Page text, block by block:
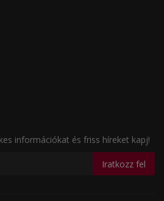
információkat és friss híreket kapj!
Iratkozz fel